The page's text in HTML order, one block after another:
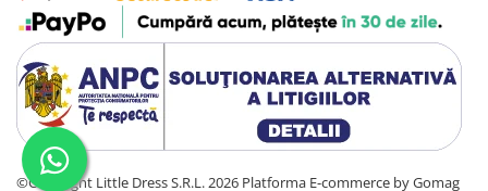
©Copyright Little Dress S.R.L. 2026 Platforma E-commerce by Gomag